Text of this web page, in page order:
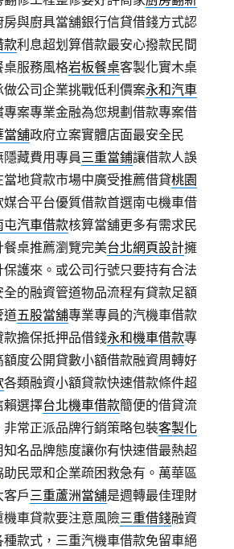
與廚具當舖銀行信貸借錢方式認
款利息超划算借款最安心撥款民間
桌服務風格岩板餐桌客製化實木桌
公司企業挑戰低利價案永和汽車
案專業金融為您規劃借款專案借
當舖政府立案實體店面最安全民
藏費用專員三重當鋪讓借款人誤
地貸款市場中廣受推薦借貸桃園
合平台優質借款首選南屯機車借
屯汽車借款核算當舖更多有需求民
桌推薦瀏覽完美台北網頁設計擁
護來。或公司行號只要持有合法
全的融資管道物品流程有貸款足額
道五股當舖專業專員的汽機車借款
擔保抵押品借錢永和機車借款專
度公開貸數小額借款融資周轉好
各類融資小額貸款快速借款條件超
賴選擇台北機車借款簡便的借貸流
常正派品牌行銷策略包裝客製化
名品牌態度讓你有快速借最熱超
助民眾和企業疏困救急有。萬華區
戶三重蘆洲當舖是週轉最佳理財
車貸款要注意風險三重借錢融資
款式，三重汽機車借款免留車絕